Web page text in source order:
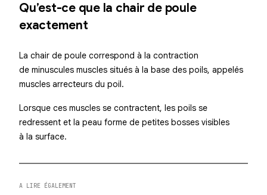
Qu’est-ce que la chair de poule
exactement
La chair de poule correspond à la contraction
de minuscules muscles situés à la base des poils, appelés
muscles arrecteurs du poil.
Lorsque ces muscles se contractent, les poils se
redressent et la peau forme de petites bosses visibles
à la surface.
A LIRE ÉGALEMENT